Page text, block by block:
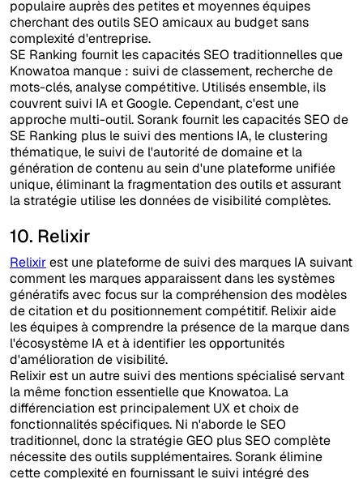
populaire auprès des petites et moyennes équipes
cherchant des outils SEO amicaux au budget sans
complexité d'entreprise.
SE Ranking fournit les capacités SEO traditionnelles que
Knowatoa manque : suivi de classement, recherche de
mots-clés, analyse compétitive. Utilisés ensemble, ils
couvrent suivi IA et Google. Cependant, c'est une
approche multi-outil. Sorank fournit les capacités SEO de
SE Ranking plus le suivi des mentions IA, le clustering
thématique, le suivi de l'autorité de domaine et la
génération de contenu au sein d'une plateforme unifiée
unique, éliminant la fragmentation des outils et assurant
la stratégie utilise les données de visibilité complètes.
10. Relixir
Relixirest une plateforme de suivi des marques IA suivant
comment les marques apparaissent dans les systèmes
génératifs avec focus sur la compréhension des modèles
de citation et du positionnement compétitif. Relixir aide
les équipes à comprendre la présence de la marque dans
l'écosystème IA et à identifier les opportunités
d'amélioration de visibilité.
Relixir est un autre suivi des mentions spécialisé servant
la même fonction essentielle que Knowatoa. La
différenciation est principalement UX et choix de
fonctionnalités spécifiques. Ni n'aborde le SEO
traditionnel, donc la stratégie GEO plus SEO complète
nécessite des outils supplémentaires. Sorank élimine
cette complexité en fournissant le suivi intégré des